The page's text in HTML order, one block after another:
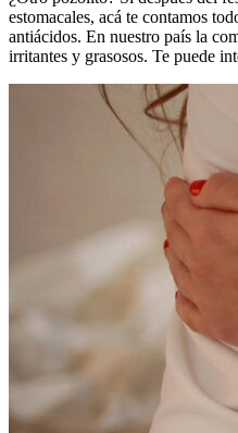
estomacales, acá te contamos
antiácidos. En nuestro país la
irritantes y grasosos. Te puede